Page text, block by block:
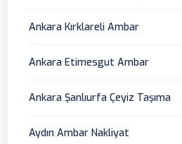
Ankara Kırklareli Ambar
Ankara Etimesgut Ambar
Ankara Şanlıurfa Çeyiz Taşıma
Aydın Ambar Nakliyat